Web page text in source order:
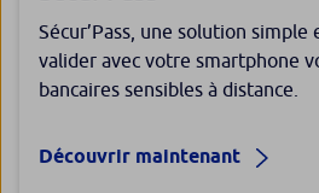
Sécur’Pass, une solution simple
valider avec votre smartphone
bancaires sensibles à distance.
Découvrir maintenant